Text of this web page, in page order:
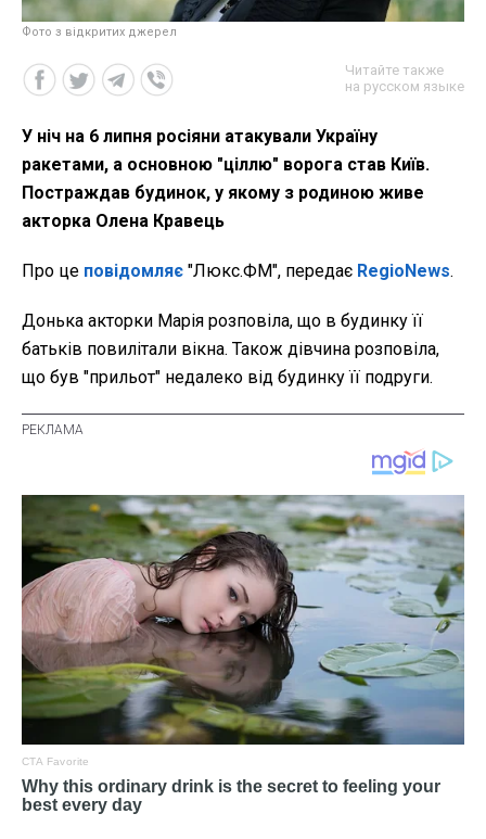
Фото з відкритих джерел
Читайте также
на русском языке
У ніч на 6 липня росіяни атакували Україну
ракетами, а основною "ціллю" ворога став Київ.
Постраждав будинок, у якому з родиною живе
акторка Олена Кравець
Про це повідомляє "Люкс.ФМ", передає RegioNews.
Донька акторки Марія розповіла, що в будинку її
батьків повилітали вікна. Також дівчина розповіла,
що був "прильот" недалеко від будинку її подруги.